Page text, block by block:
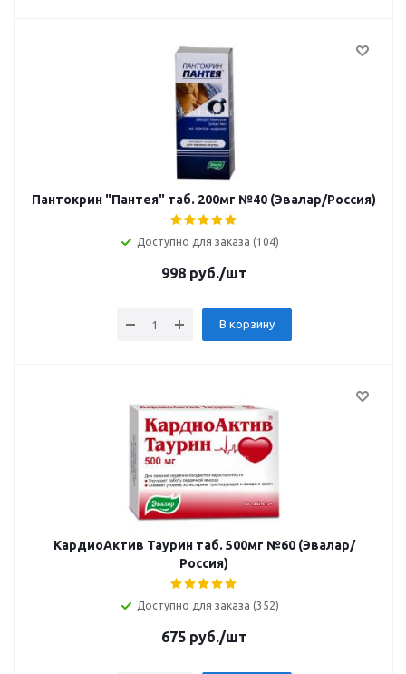
Пантокрин "Пантея" таб. 200мг №40 (Эвалар/Россия)
Доступно для заказа (104)
998руб./шт
В корзину
КардиоАктив Таурин таб. 500мг №60 (Эвалар/
Россия)
Доступно для заказа (352)
675руб./шт